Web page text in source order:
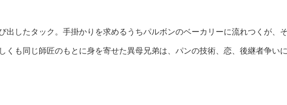
出したタック。手掛かりを求めるうちパルボンのベーカリーに流れつくが、
くも同じ師匠のもとに身を寄せた異母兄弟は、パンの技術、恋、後継者争い